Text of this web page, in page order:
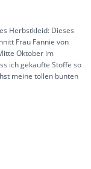
Herbstkleid: Dieses
Frau Fannie von
Oktober im
ich gekaufte Stoffe so
meine tollen bunten